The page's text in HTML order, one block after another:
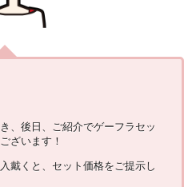
、後日、ご紹介でゲーフラセッ
ざいます！
戴くと、セット価格をご提示し